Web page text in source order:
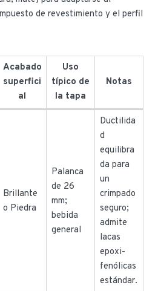
de revestimiento y el perfil
Acabado
superfici
al
Uso
típico de
la tapa
Notas
Brillante
o Piedra
Palanca
de 26
mm;
bebida
general
Ductilida
d
equilibra
da para
un
crimpado
seguro;
admite
lacas
epoxi-
fenólicas
estándar.